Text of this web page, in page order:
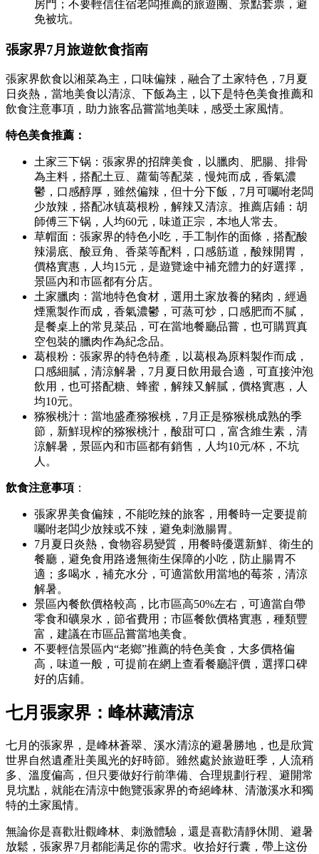
房門；不要輕信住宿老闆推薦的旅遊團、景點套票，避
免被坑。
張家界7月旅遊飲食指南
張家界飲食以湘菜為主，口味偏辣，融合了土家特色，7月夏
日炎熱，當地美食以清涼、下飯為主，以下是特色美食推薦和
飲食注意事項，助力旅客品嘗當地美味，感受土家風情。
特色美食推薦：
土家三下锅：張家界的招牌美食，以臘肉、肥腸、排骨
為主料，搭配土豆、蘿蔔等配菜，慢炖而成，香氣濃
鬱，口感醇厚，雖然偏辣，但十分下飯，7月可囑咐老闆
少放辣，搭配冰镇葛根粉，解辣又清涼。推薦店鋪：胡
師傅三下锅，人均60元，味道正宗，本地人常去。
草帽面：張家界的特色小吃，手工制作的面條，搭配酸
辣湯底、酸豆角、香菜等配料，口感筋道，酸辣開胃，
價格實惠，人均15元，是遊覽途中補充體力的好選擇，
景區內和市區都有分店。
土家臘肉：當地特色食材，選用土家放養的豬肉，經過
煙熏製作而成，香氣濃鬱，可蒸可炒，口感肥而不膩，
是餐桌上的常見菜品，可在當地餐廳品嘗，也可購買真
空包裝的臘肉作為紀念品。
葛根粉：張家界的特色特產，以葛根為原料製作而成，
口感細膩，清涼解暑，7月夏日飲用最合適，可直接沖泡
飲用，也可搭配糖、蜂蜜，解辣又解膩，價格實惠，人
均10元。
猕猴桃汁：當地盛產猕猴桃，7月正是猕猴桃成熟的季
節，新鮮現榨的猕猴桃汁，酸甜可口，富含維生素，清
涼解暑，景區內和市區都有銷售，人均10元/杯，不坑
人。
飲食注意事項 ：
張家界美食偏辣，不能吃辣的旅客，用餐時一定要提前
囑咐老闆少放辣或不辣，避免刺激腸胃。
7月夏日炎熱，食物容易變質，用餐時優選新鮮、衛生的
餐廳，避免食用路邊無衛生保障的小吃，防止腸胃不
適；多喝水，補充水分，可適當飲用當地的莓茶，清涼
解暑。
景區內餐飲價格較高，比市區高50%左右，可適當自帶
零食和礦泉水，節省費用；市區餐飲價格實惠，種類豐
富，建議在市區品嘗當地美食。
不要輕信景區內“老鄉”推薦的特色美食，大多價格偏
高，味道一般，可提前在網上查看餐廳評價，選擇口碑
好的店鋪。
七月張家界：峰林藏清涼
七月的張家界，是峰林蒼翠、溪水清涼的避暑勝地，也是欣賞
世界自然遺產壯美風光的好時節。雖然處於旅遊旺季，人流稍
多、溫度偏高，但只要做好行前準備、合理規劃行程、避開常
見坑點，就能在清涼中飽覽張家界的奇絕峰林、清澈溪水和獨
特的土家風情。
無論你是喜歡壯觀峰林、刺激體驗，還是喜歡清靜休閒、避暑
放鬆，張家界7月都能满足你的需求。收拾好行囊，帶上这份